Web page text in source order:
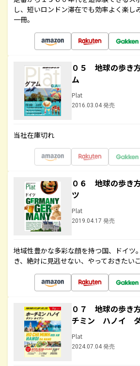
し、短いロンドン滞在でも効率よく楽し
一冊。
０５ 地球の歩
ム
Plat
2016.03.04 発売
当社在庫切れ
０６ 地球の歩
ツ
Plat
2019.04.17 発売
地域性豊かな多彩な顔を持つ国、ドイツ
き、絶対に見逃せない、やっておきたい
０７ 地球の歩
チミン ハノイ
Plat
2024.07.04 発売